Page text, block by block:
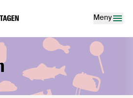
till startsidan
Meny